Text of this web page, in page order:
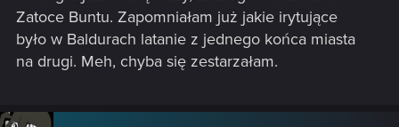
Zatoce Buntu. Zapomniałam już jakie irytujące
było w Baldurach latanie z jednego końca miasta
na drugi. Meh, chyba się zestarzałam.